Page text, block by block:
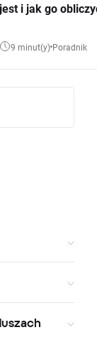
jest i jak go
9 minut(y) Poradnik